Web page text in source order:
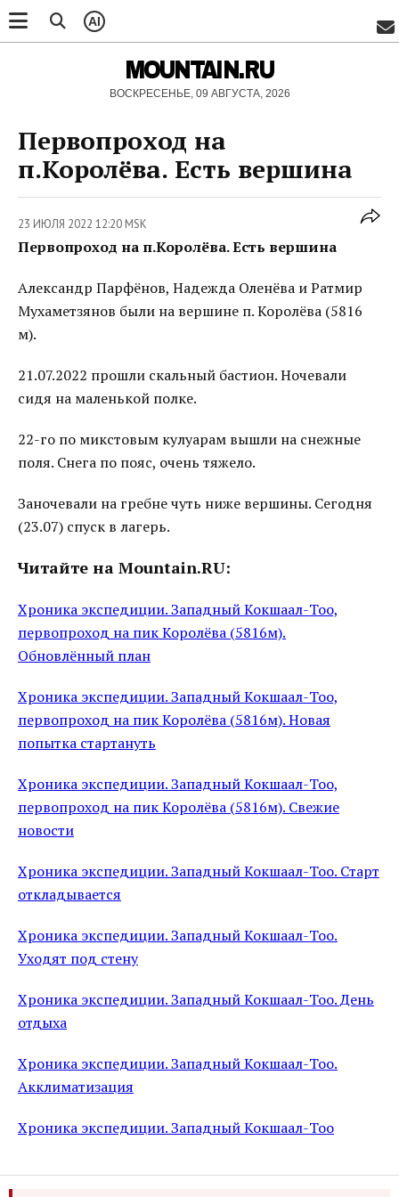
AI
MOUNTAIN.RU
ВОСКРЕСЕНЬЕ, 09 АВГУСТА, 2026
Первопроход на
п.Королёва. Есть вершина
23 ИЮЛЯ 2022 12:20 MSK
Первопроход на п.Королёва. Есть вершина
Александр Парфёнов, Надежда Оленёва и Ратмир
Мухаметзянов были на вершине п. Королёва (5816
м).
21.07.2022 прошли скальный бастион. Ночевали
сидя на маленькой полке.
22-го по микстовым кулуарам вышли на снежные
поля. Снега по пояс, очень тяжело.
Заночевали на гребне чуть ниже вершины. Сегодня
(23.07) спуск в лагерь.
Читайте на Mountain.RU:
Хроника экспедиции. Западный Кокшаал-Тоо,
первопроход на пик Королёва (5816м).
Обновлённый план
Хроника экспедиции. Западный Кокшаал-Тоо,
первопроход на пик Королёва (5816м). Новая
попытка стартануть
Хроника экспедиции. Западный Кокшаал-Тоо,
первопроход на пик Королёва (5816м). Свежие
новости
Хроника экспедиции. Западный Кокшаал-Тоо. Старт
откладывается
Хроника экспедиции. Западный Кокшаал-Тоо.
Уходят под стену
Хроника экспедиции. Западный Кокшаал-Тоо. День
отдыха
Хроника экспедиции. Западный Кокшаал-Тоо.
Акклиматизация
Хроника экспедиции. Западный Кокшаал-Тоо